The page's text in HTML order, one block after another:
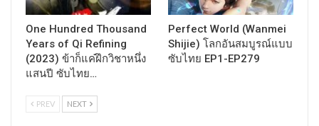
One Hundred Thousand
Years of Qi Refining
(2023) ข้าก็แค่ฝึกวิชาหนึ่ง
แสนปี ซับไทย…
Perfect World (Wanmei
Shijie) โลกอันสมบูรณ์แบบ
ซับไทย EP1-EP279
PREV NEXT